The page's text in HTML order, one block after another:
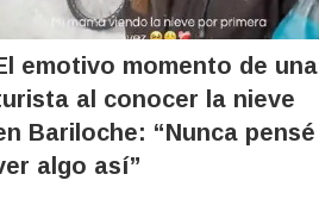
emotivo momento de una
al conocer la nieve
Bariloche: “Nunca pensé
algo así”